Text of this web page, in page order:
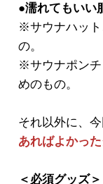
●濡れてもいい
※サウナハッ
の。
※サウナポン
めのもの。
それ以外に、
あればよかっ
＜必須グッズ＞